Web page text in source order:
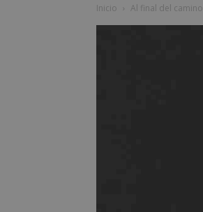
Inicio Al final del camino